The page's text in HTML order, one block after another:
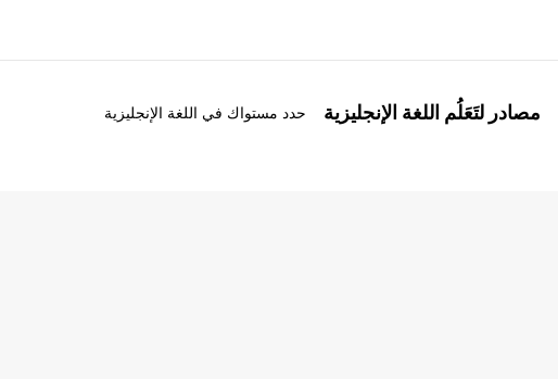
مصادر لتَعَلُم اللغة الإنجليزية حدد مستواك في اللغة الإنجليزية